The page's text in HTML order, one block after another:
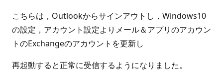
こちらは，Outlookからサインアウトし，Windows10
の設定，アカウント設定よりメール＆アプリのアカウン
トのExchangeのアカウントを更新し
再起動すると正常に受信するようになりました。